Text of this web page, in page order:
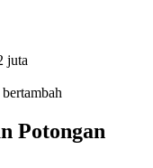
juta
Potongan